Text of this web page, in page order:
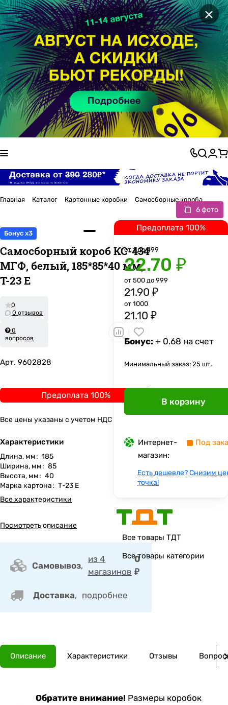
×
Главная Каталог Картонные коробки Самосборные короба
6 фото
Бонус x3
Самосборный короб КС-434
МГФ, белый, 185*85*40 мм,
Т-23 Е
0
0 отзывов
0
вопросов
Арт. 9602828
Предоплата 100%
Все цены указаны с учетом НДС
Характеристики
Длина, мм: 185
Ширина, мм: 85
Высота, мм: 40
Марка картона: Т-23 Е
Все характеристики
Посмотреть описание
Самовывоз,
из 4
магазинов
0
₽
Доставка, подробнее
Предоплата 100%
от 1 до 499
22.70 ₽
от 500 до 999
21.90 ₽
от 1000
21.10 ₽
Бонус: + 0.68 на счет
Минимальный заказ: 25 шт.
В корзину
Интернет-
магазин:
Под
Есть дешевле? Снизим
точка!
Все товары ТДТ
Все товары категории
Описание Характеристики Отзывы
Обратите внимание! Размеры коробок